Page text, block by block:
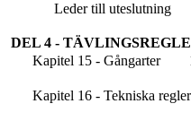
Leder till
DEL 4 -
Kapitel 15 - Gångarter
Kapitel 16 - Tekniska